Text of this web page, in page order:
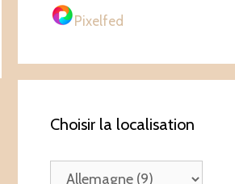
Pixelfed
Choisir la localisation